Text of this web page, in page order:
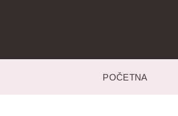
POČETNA